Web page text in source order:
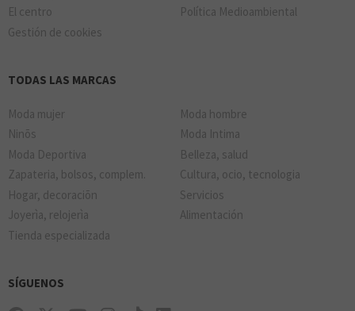
El centro
Política Medioambiental
Gestión de cookies
TODAS LAS MARCAS
Moda mujer
Moda hombre
Ninõs
Moda Intima
Moda Deportiva
Belleza, salud
Zapateria, bolsos, complem.
Cultura, ocio, tecnologia
Hogar, decoraciõn
Servicios
Joyerìa, relojerìa
Alimentación
Tienda especializada
SÍGUENOS